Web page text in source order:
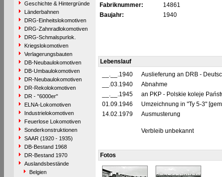
Geschichte & Hintergründe
Länderbahnen
DRG-Einheitslokomotiven
DRG-Zahnradlokomotiven
DRG-Schmalspurlok.
Kriegslokomotiven
Verlagerungsbauten
DB-Neubaulokomotiven
DB-Umbaulokomotiven
DR-Neubaulokomotiven
DR-Rekolokomotiven
DR - "6000er"
ELNA-Lokomotiven
Industrielokomotiven
Feuerlose Lokomotiven
Sonderkonstruktionen
SAAR (1920 - 1935)
DB-Bestand 1968
DR-Bestand 1970
Auslandsbestände
Belgien
Fabriknummer:
14861
Baujahr:
1940
Lebenslauf
__.__.1940
Auslieferung an DRB -
__.03.1940
Abnahme
__.__.1945
an PKP - Polskie koleje
01.09.1946
Umzeichnung in "Ty 5-3"
14.02.1979
Ausmusterung
Verbleib unbekannt
Fotos